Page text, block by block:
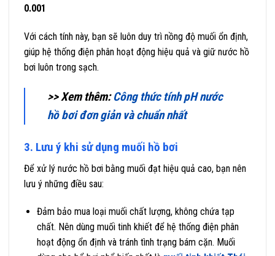
0.001
Với cách tính này, bạn sẽ luôn duy trì nồng độ muối ổn định,
giúp hệ thống điện phân hoạt động hiệu quả và giữ nước hồ
bơi luôn trong sạch.
>> Xem thêm:Công thức tính pH nước
hồ bơi đơn giản và chuẩn nhất
3. Lưu ý khi sử dụng muối hồ bơi
Để xử lý nước hồ bơi bằng muối đạt hiệu quả cao, bạn nên
lưu ý những điều sau:
Đảm bảo mua loại muối chất lượng, không chứa tạp
chất. Nên dùng muối tinh khiết để hệ thống điện phân
hoạt động ổn định và tránh tình trạng bám cặn. Muối